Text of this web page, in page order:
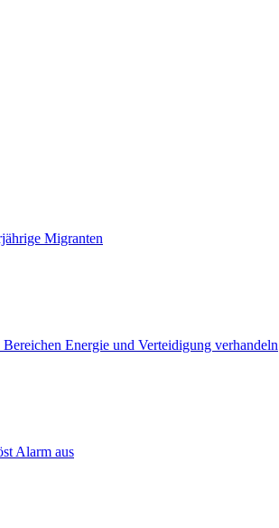
Migranten
Energie und Verteidigung verhandeln
Alarm aus